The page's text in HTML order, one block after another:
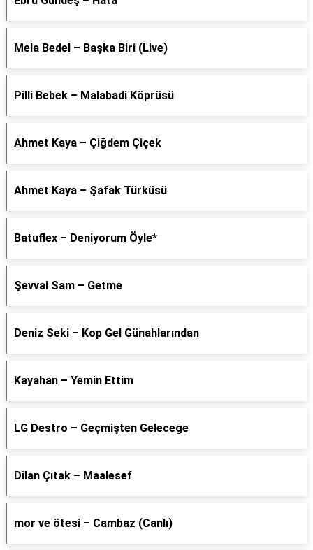
Mela Bedel – Başka Biri (Live)
Pilli Bebek – Malabadi Köprüsü
Ahmet Kaya – Çiğdem Çiçek
Ahmet Kaya – Şafak Türküsü
Batuflex – Deniyorum Öyle*
Şevval Sam – Getme
Deniz Seki – Kop Gel Günahlarından
Kayahan – Yemin Ettim
LG Destro – Geçmişten Geleceğe
Dilan Çıtak – Maalesef
​mor ve ötesi – Cambaz (Canlı)